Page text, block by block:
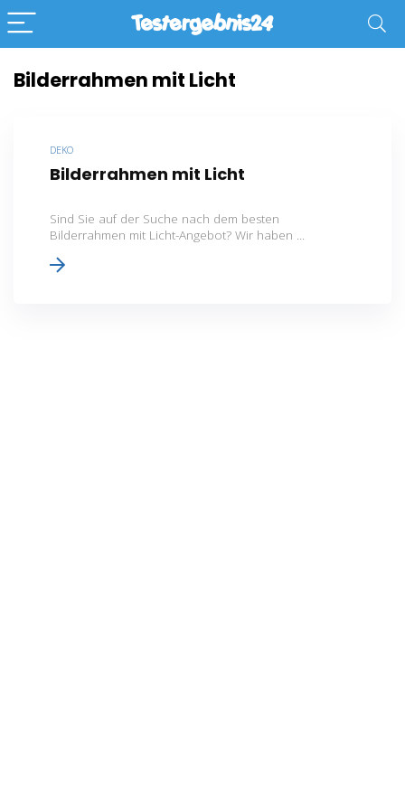
Bilderrahmen mit Licht
DEKO
Bilderrahmen mit Licht
Sind Sie auf der Suche nach dem besten
Bilderrahmen mit Licht-Angebot? Wir haben ...